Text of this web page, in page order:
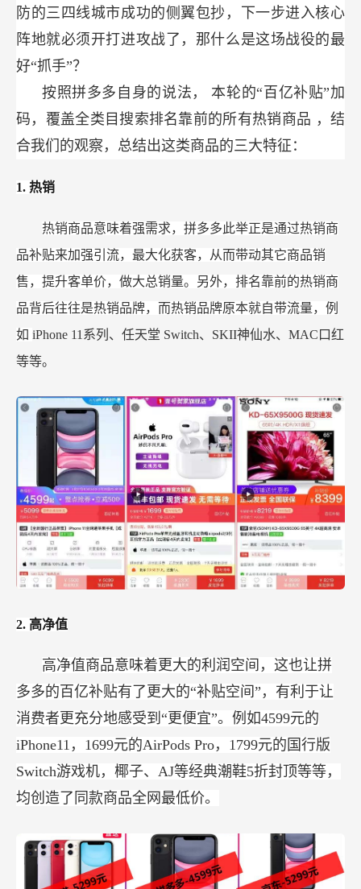
防的三四线城市成功的侧翼包抄，下一步进入核心
阵地就必须开打进攻战了，那什么是这场战役的最
好“抓手”？
按照拼多多自身的说法，本轮的“百亿补贴”加
码，覆盖全类目搜索排名靠前的所有热销商品 ，结
合我们的观察，总结出这类商品的三大特征：
1. 热销
热销商品意味着强需求，拼多多此举正是通过热销商
品补贴来加强引流，最大化获客，从而带动其它商品销
售，提升客单价，做大总销量。另外，排名靠前的热销商
品背后往往是热销品牌，而热销品牌原本就自带流量，例
如 iPhone 11系列、任天堂 Switch、SKII神仙水、MAC口红
等等。
2. 高净值
高净值商品意味着更大的利润空间，这也让拼
多多的百亿补贴有了更大的“补贴空间”，有利于让
消费者更充分地感受到“更便宜”。例如4599元的
iPhone11，1699元的AirPods Pro，1799元的国行版
Switch游戏机，椰子、AJ等经典潮鞋5折封顶等等，
均创造了同款商品全网最低价。